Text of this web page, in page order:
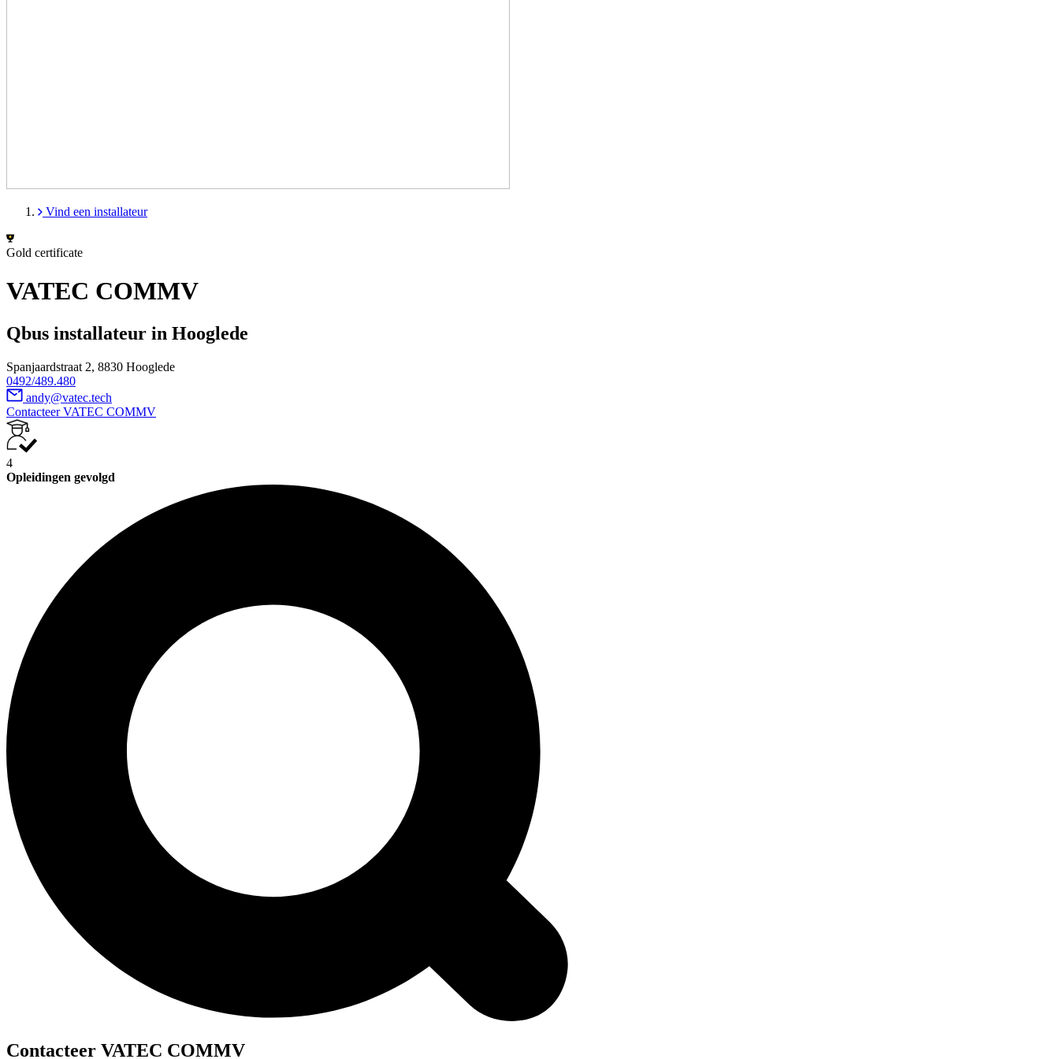
Vind een installateur
Gold certificate
VATEC COMMV
Qbus installateur in Hooglede
Spanjaardstraat 2, 8830 Hooglede
0492/489.480
andy@vatec.tech
Contacteer VATEC COMMV
4
Opleidingen gevolgd
Contacteer VATEC COMMV